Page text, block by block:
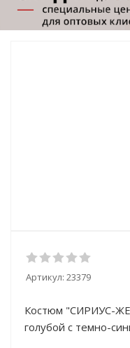
Артикул: 23379
Костюм "СИРИУС-
голубой с темно-